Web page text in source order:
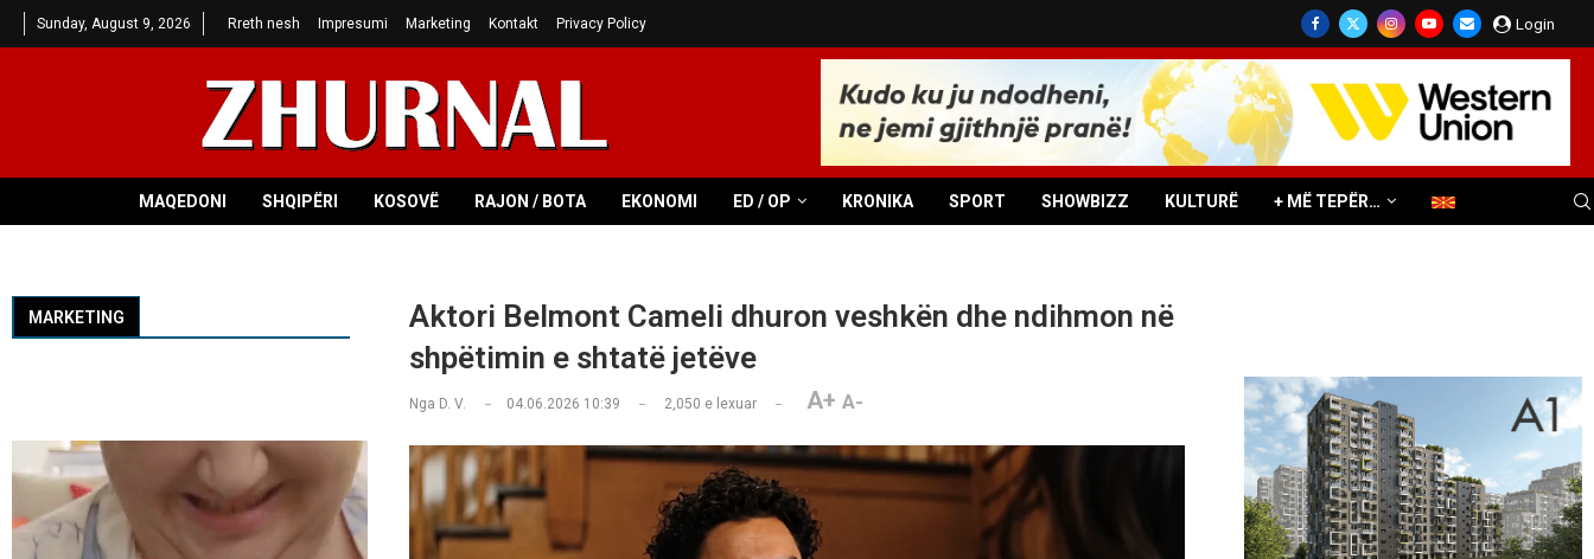
Sunday, August 9, 2026 Rreth nesh Impresumi Marketing Kontakt Privacy Policy Login
MAQEDONI SHQIPËRI KOSOVË RAJON / BOTA EKONOMI ED / OP KRONIKA SPORT SHOWBIZZ KULTURË + MË TEPËR…
Aktori Belmont Cameli dhuron veshkën dhe ndihmon në
shpëtimin e shtatë jetëve
Nga D. V. 04.06.2026 10:39 2,050 e lexuar A+ A-
MARKETING